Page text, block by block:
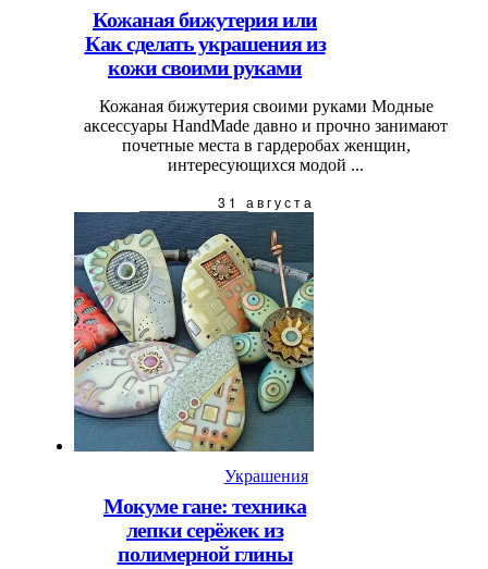
Кожаная бижутерия или
Как сделать украшения из
кожи своими руками
Кожаная бижутерия своими руками Модные
аксессуары НandMade давно и прочно занимают
почетные места в гардеробах женщин,
интересующихся модой ...
31 августа
Украшения
Мокуме гане: техника
лепки серёжек из
полимерной глины